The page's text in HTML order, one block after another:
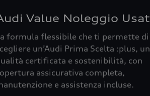
Value Noleggio
formula flessibile che ti permette di
un’Audi Prima Scelta :plus,
certificata e sostenibilità, con
assicurativa completa,
e assistenza incluse.